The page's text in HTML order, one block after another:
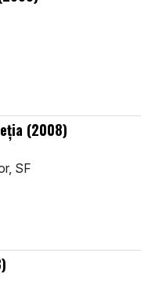
(2008)
SF